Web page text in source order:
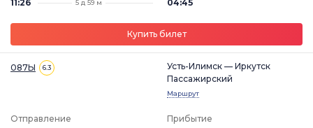
11:26
5 д 59 м
04:45
Купить билет
087Ы 6.3
Усть-Илимск — Иркутск
Пассажирский
Маршрут
Отправление
Прибытие